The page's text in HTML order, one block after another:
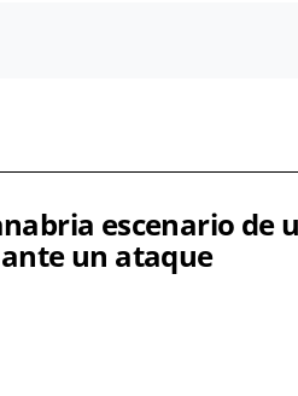
escenario de
un ataque